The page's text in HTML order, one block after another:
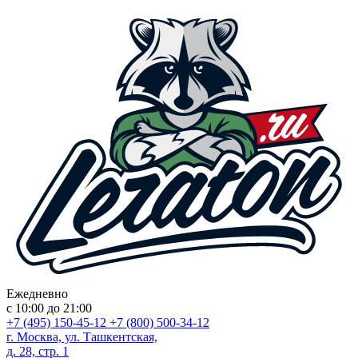
Ежедневно
с 10:00 до 21:00
+7 (495) 150-45-12 +7 (800) 500-34-12
г. Москва, ул. Ташкентская,
д. 28, стр. 1